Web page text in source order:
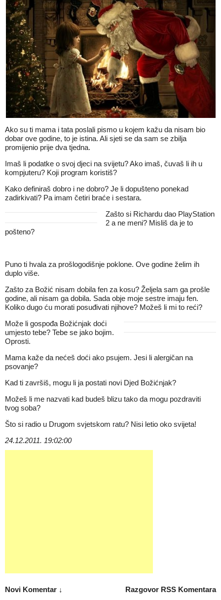
Ako su ti mama i tata poslali pismo u kojem kažu da nisam bio
dobar ove godine, to je istina. Ali sjeti se da sam se zbilja
promijenio prije dva tjedna.
Imaš li podatke o svoj djeci na svijetu? Ako imaš, čuvaš li ih u
kompjuteru? Koji program koristiš?
Kako definiraš dobro i ne dobro? Je li dopušteno ponekad
zadirkivati? Pa imam četiri braće i sestara.
Zašto si Richardu dao PlayStation
2 a ne meni? Misliš da je to
pošteno?
Puno ti hvala za prošlogodišnje poklone. Ove godine želim ih
duplo više.
Zašto za Božić nisam dobila fen za kosu? Željela sam ga prošle
godine, ali nisam ga dobila. Sada obje moje sestre imaju fen.
Koliko dugo ću morati posuđivati njihove? Možeš li mi to reći?
Može li gospođa Božićnjak doći
umjesto tebe? Tebe se jako bojim.
Oprosti.
Mama kaže da nećeš doći ako psujem. Jesi li alergičan na
psovanje?
Kad ti završiš, mogu li ja postati novi Djed Božićnjak?
Možeš li me nazvati kad budeš blizu tako da mogu pozdraviti
tvog soba?
Što si radio u Drugom svjetskom ratu? Nisi letio oko svijeta!
24.12.2011. 19:02:00
Razgovor RSS Komentara
Novi Komentar ↓